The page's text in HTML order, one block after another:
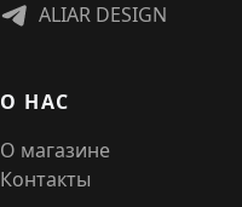
ALIAR DESIGN
О НАС
О магазине
Контакты